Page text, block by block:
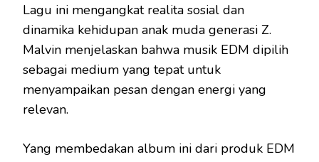
Lagu ini mengangkat realita sosial dan
dinamika kehidupan anak muda generasi Z.
Malvin menjelaskan bahwa musik EDM dipilih
sebagai medium yang tepat untuk
menyampaikan pesan dengan energi yang
relevan.
Yang membedakan album ini dari produk EDM